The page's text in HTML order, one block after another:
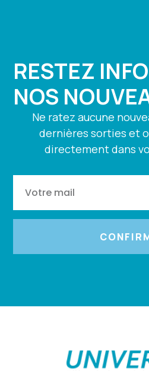
RESTEZ
NOS
Ne ratez aucune
dernières sorties et
directement dans